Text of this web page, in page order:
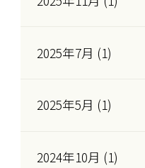
2025年7月 (1)
2025年5月 (1)
2024年10月 (1)